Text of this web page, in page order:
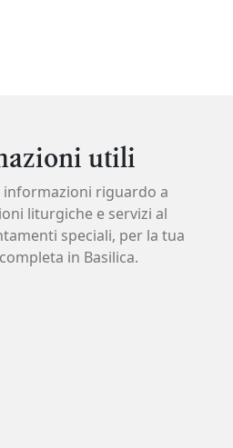
utili
informazioni riguardo a
liturgiche e servizi al
speciali, per la tua
in Basilica.